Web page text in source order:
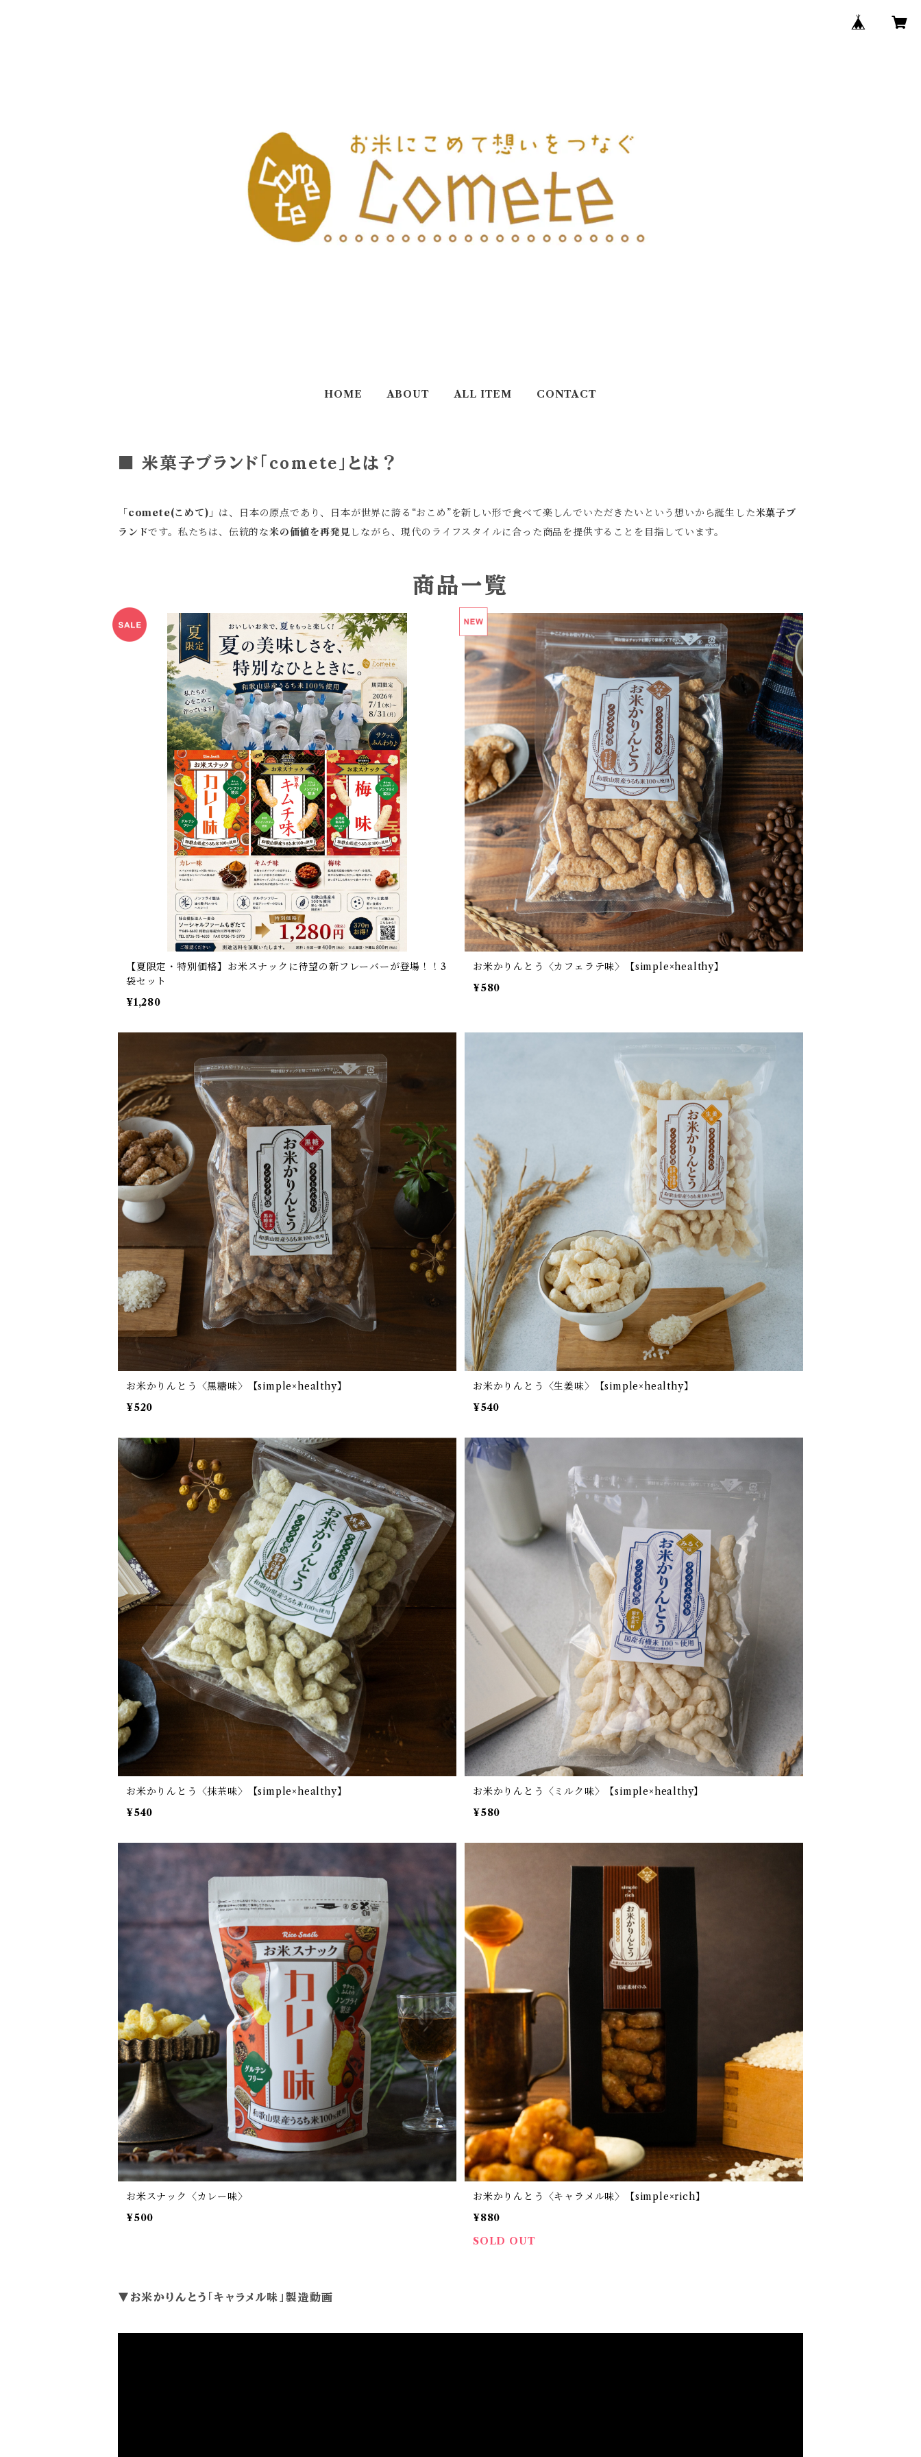
HOME ABOUT ALL ITEM CONTACT
■ 米菓子ブランド「comete」とは？
「comete(こめて)」 は、日本の原点であり、日本が世界に誇る“おこめ”を新しい形で食べて楽しんでいただきたいという想いから誕生した米菓子ブ
ランドです。私たちは、伝統的な米の価値を再発見 しながら、現代のライフスタイルに合った商品を提供することを目指しています。
商品一覧
【夏限定・特別価格】お米スナックに待望の新フレーバーが登場！！3
袋セット
¥1,280
お米かりんとう〈カフェラテ味〉【simple×healthy】
¥580
お米かりんとう〈黒糖味〉【simple×healthy】
¥520
お米かりんとう〈生姜味〉【simple×healthy】
¥540
お米かりんとう〈抹茶味〉【simple×healthy】
¥540
お米かりんとう〈ミルク味〉【simple×healthy】
¥580
お米スナック〈カレー味〉
¥500
お米かりんとう〈キャラメル味〉【simple×rich】
¥880
SOLD OUT
▼お米かりんとう「キャラメル味」製造動画